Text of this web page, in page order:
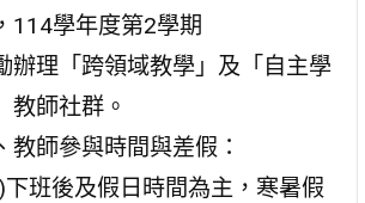
114學年度第2學期
辦理「跨領域教學」及「自主學
教師社群。
教師參與時間與差假：
下班後及假日時間為主，寒暑假